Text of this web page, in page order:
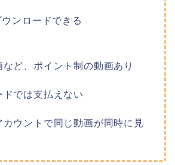
ンロードできる
など、ポイント制の動画あり
ドでは支払えない
カウントで同じ動画が同時に見